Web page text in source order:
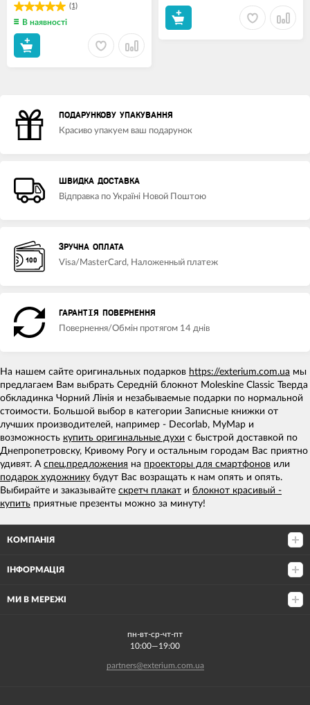
(1)
В наявності
ПОДАРУНКОВУ УПАКУВАННЯ
Красиво упакуем ваш подарунок
ШВИДКА ДОСТАВКА
Відправка по Україні Новой Поштою
ЗРУЧНА ОПЛАТА
Visa/MasterCard, Наложенный платеж
ГАРАНТІЯ ПОВЕРНЕННЯ
Повернення/Обмін протягом 14 днів
На нашем сайте оригинальных подарков https://exterium.com.ua мы
предлагаем Вам выбрать Середній блокнот Moleskine Classic Тверда
обкладинка Чорний Лінія и незабываемые подарки по нормальной
стоимости. Большой выбор в категории Записные книжки от
лучших производителей, например - Decorlab, MyMap и
возможность купить оригинальные духи с быстрой доставкой по
Днепропетровску, Кривому Рогу и остальным городам Вас приятно
удивят. А спец.предложения на проекторы для смартфонов или
подарок художнику будут Вас возращать к нам опять и опять.
Выбирайте и заказывайте скретч плакат и блокнот красивый -
купить приятные презенты можно за минуту!
КОМПАНІЯ
ІНФОРМАЦІЯ
МИ В МЕРЕЖІ
пн-вт-ср-чт-пт
10:00—19:00
partners@exterium.com.ua